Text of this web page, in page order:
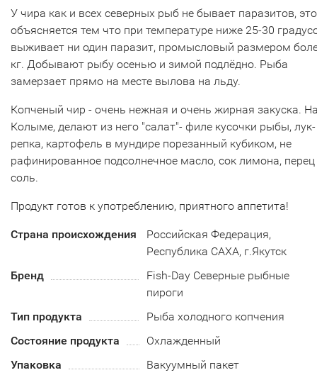
У чира как и всех северных рыб не бывает паразитов, это
объясняется тем что при температуре ниже 25-30
выживает ни один паразит, промысловый размером
кг. Добывают рыбу осенью и зимой подлёдно. Рыба
замерзает прямо на месте вылова на льду.
Копченый чир - очень нежная и очень жирная закуска.
Колыме, делают из него "салат"- филе кусочки рыбы, лук-
репка, картофель в мундире порезанный кубиком, не
рафинированное подсолнечное масло, сок лимона, перец
соль.
Продукт готов к употреблению, приятного аппетита!
Страна происхождения
Российская Федерация,
Республика САХА, г.Якутск
Бренд
Fish-Day Северные рыбные
пироги
Тип продукта
Рыба холодного копчения
Состояние продукта
Охлажденный
Упаковка
Вакуумный пакет